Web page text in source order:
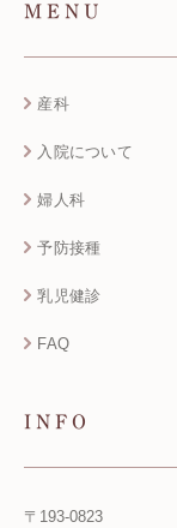
MENU
産科
入院について
婦人科
予防接種
乳児健診
FAQ
INFO
〒193-0823